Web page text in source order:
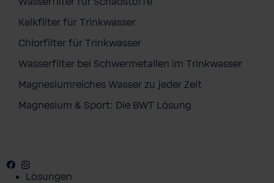
Kalkfilter für Trinkwasser
Chlorfilter für Trinkwasser
Wasserfilter bei Schwermetallen im Trinkwasser
Magnesiumreiches Wasser zu jeder Zeit
Magnesium & Sport: Die BWT Lösung
Facebook
Youtube
Lösungen